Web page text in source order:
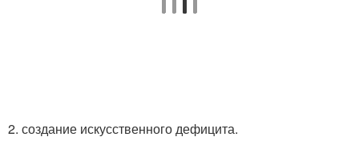
2. создание искусственного дефицита.